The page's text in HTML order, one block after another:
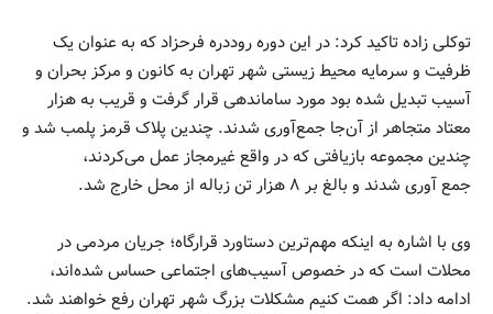
توکلی زاده تاکید کرد: در این دوره روددره فرحزاد که به عنوان یک
ظرفیت و سرمایه محیط زیستی شهر تهران به کانون و مرکز بحران و
آسیب تبدیل شده بود مورد ساماندهی قرار گرفت و قریب به هزار
معتاد متجاهر از آن‌جا جمع‌آوری شدند. چندین پلاک قرمز پلمب شد و
چندین مجموعه بازیافتی که در واقع غیرمجاز عمل می‌کردند،
جمع آوری شدند و بالغ بر ۸ هزار تن زباله از محل خارج شد.
وی با اشاره به اینکه مهم‌ترین دستاورد قرارگاه؛ جریان مردمی در
محلات است که در خصوص آسیب‌های اجتماعی حساس شده‌اند،
ادامه داد: اگر همت کنیم مشکلات بزرگ شهر تهران رفع خواهند شد.